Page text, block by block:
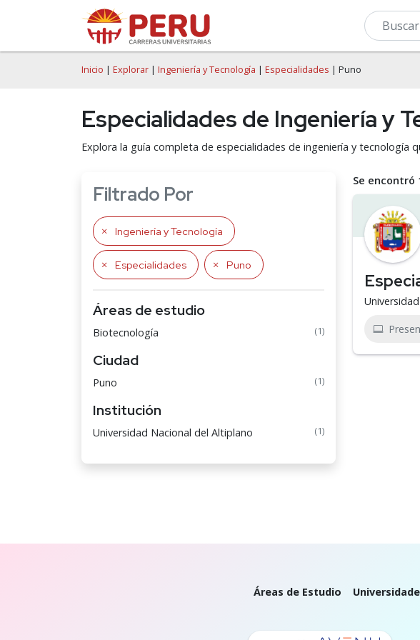
Inicio | Explorar | Ingeniería y Tecnología | Especialidades | Puno
Especialidades de Ingeniería y
Explora la guía completa de especialidades de ingeniería y tecnología
Filtrado Por
Ingeniería y Tecnología
Especialidades Puno
Áreas de estudio
Biotecnología (1)
Ciudad
Puno (1)
Institución
Universidad Nacional del Altiplano (1)
Se encontró
Áreas de Estudio